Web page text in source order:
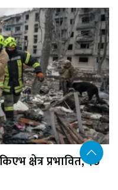
क्षेत्र प्रभावित, १७